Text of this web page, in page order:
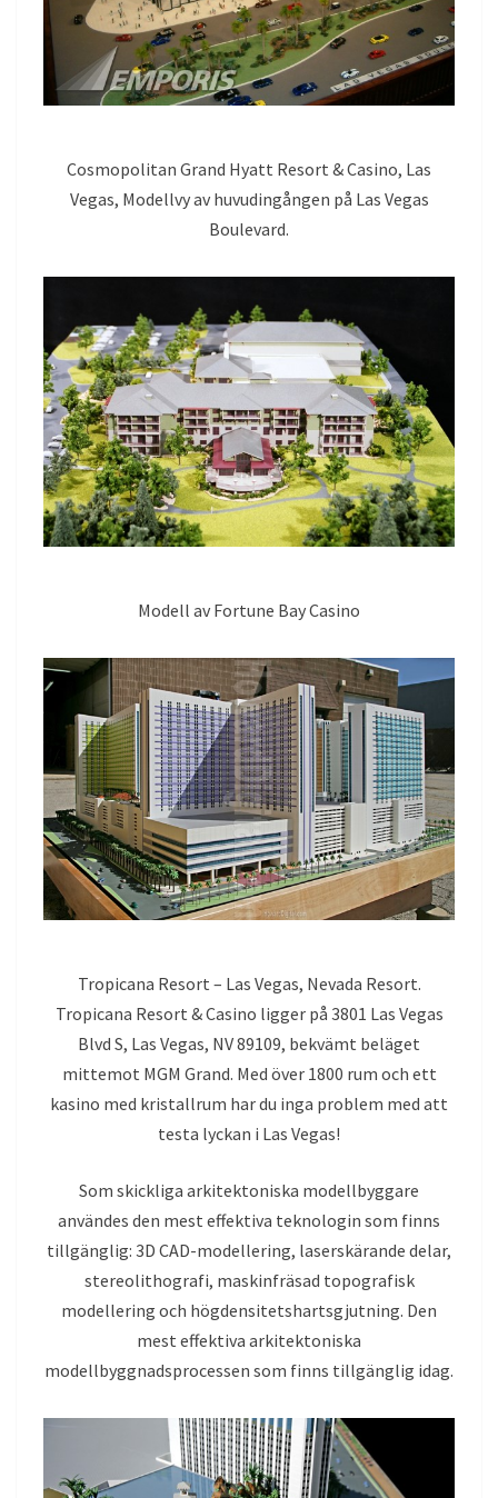
Cosmopolitan Grand Hyatt Resort & Casino, Las
Vegas, Modellvy av huvudingången på Las Vegas
Boulevard.
Modell av Fortune Bay Casino
Tropicana Resort – Las Vegas, Nevada Resort.
Tropicana Resort & Casino ligger på 3801 Las Vegas
Blvd S, Las Vegas, NV 89109, bekvämt beläget
mittemot MGM Grand. Med över 1800 rum och ett
kasino med kristallrum har du inga problem med att
testa lyckan i Las Vegas!
Som skickliga arkitektoniska modellbyggare
användes den mest effektiva teknologin som finns
tillgänglig: 3D CAD-modellering, laserskärande delar,
stereolithografi, maskinfräsad topografisk
modellering och högdensitetshartsgjutning. Den
mest effektiva arkitektoniska
modellbyggnadsprocessen som finns tillgänglig idag.